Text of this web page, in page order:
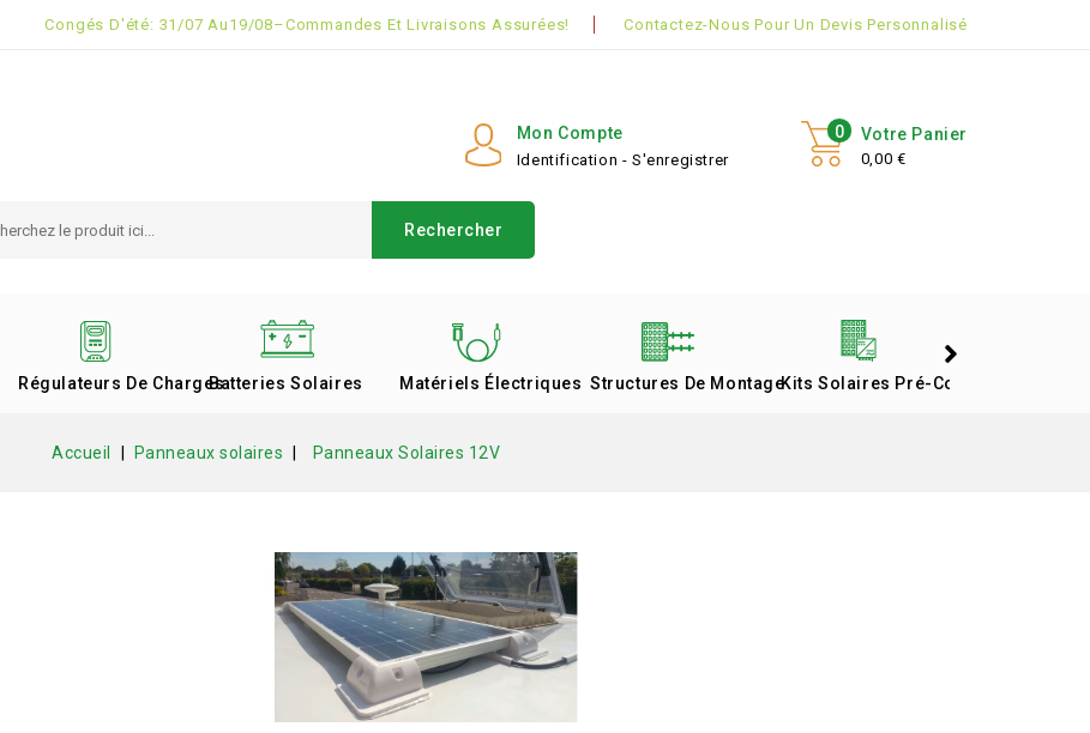
Congés D'été: 31/07 Au19/08–Commandes Et Livraisons Assurées! Contactez-Nous Pour Un Devis Personnalisé
Votre Panier
0,00 €
0
Mon Compte
Identification - S'enregistrer
Rechercher
Régulateurs De ChargesBatteries Solaires Matériels Électriques Structures De MontageKits Solaires Pré-Configurés
Accueil Panneaux solaires Panneaux Solaires 12V